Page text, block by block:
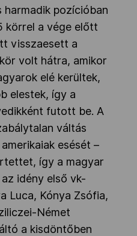
harmadik pozícióban
körrel a vége előtt
visszaesett a
volt hátra, amikor
elé kerültek,
elestek, így a
futott be. A
váltás
esését –
így a magyar
idény első vk-
Luca, Kónya Zsófia,
Német
a kisdöntőben